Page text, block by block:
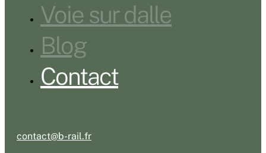
Voie sur dalle
Blog
Contact
contact@b-rail.fr